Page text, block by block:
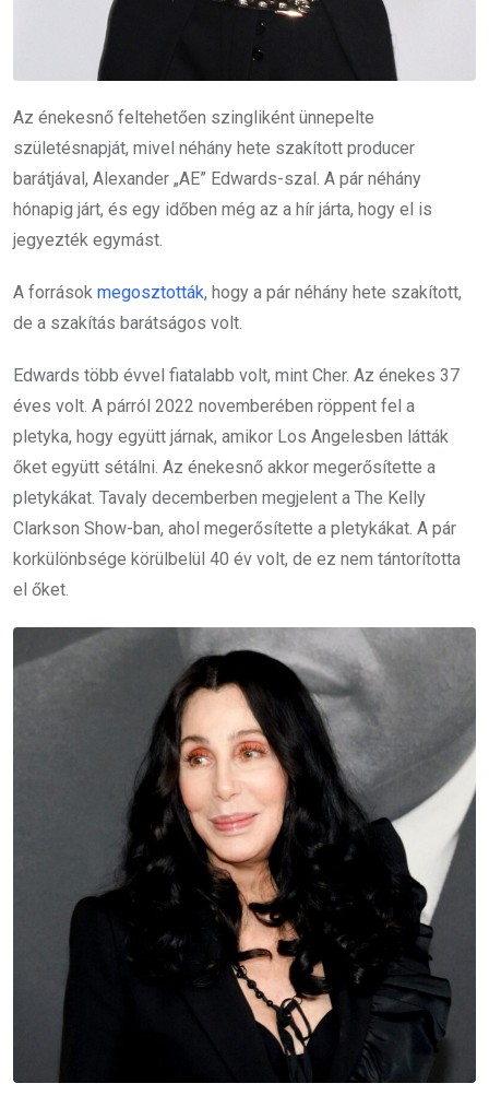
Az énekesnő feltehetően szingliként ünnepelte
születésnapját, mivel néhány hete szakított producer
barátjával, Alexander „AE” Edwards-szal. A pár néhány
hónapig járt, és egy időben még az a hír járta, hogy el is
jegyezték egymást.
A források megosztották, hogy a pár néhány hete szakított,
de a szakítás barátságos volt.
Edwards több évvel fiatalabb volt, mint Cher. Az énekes 37
éves volt. A párról 2022 novemberében röppent fel a
pletyka, hogy együtt járnak, amikor Los Angelesben látták
őket együtt sétálni. Az énekesnő akkor megerősítette a
pletykákat. Tavaly decemberben megjelent a The Kelly
Clarkson Show-ban, ahol megerősítette a pletykákat. A pár
korkülönbsége körülbelül 40 év volt, de ez nem tántorította
el őket.